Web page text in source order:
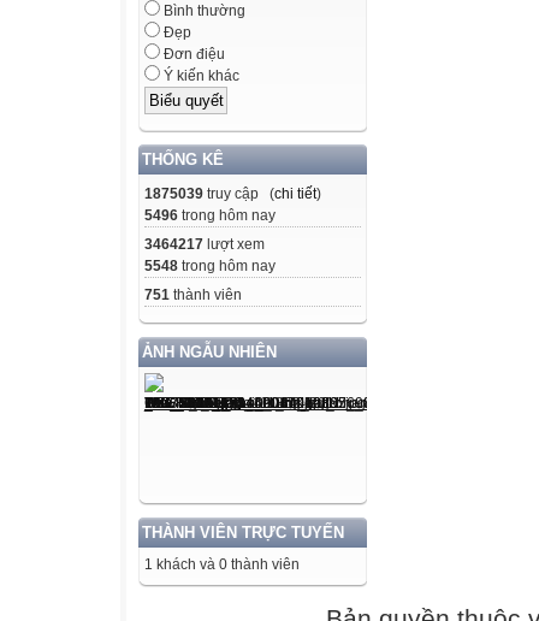
Bình thường
Đẹp
Đơn điệu
Ý kiến khác
THỐNG KÊ
1875039 truy cập (chi tiết)
5496 trong hôm nay
3464217 lượt xem
5548 trong hôm nay
751 thành viên
ẢNH NGẪU NHIÊN
THÀNH VIÊN TRỰC TUYẾN
1 khách và 0 thành viên